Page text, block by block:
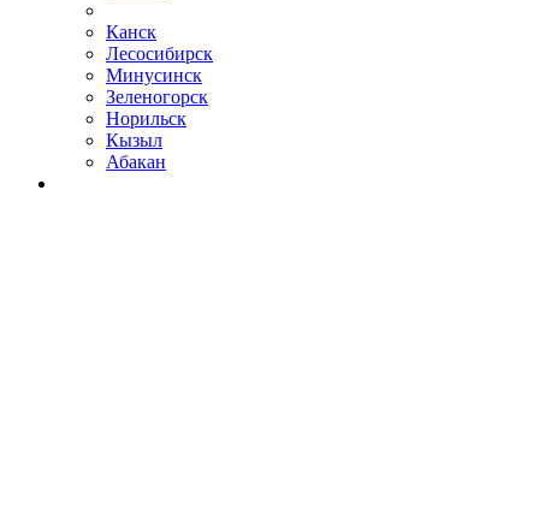
Канск
Лесосибирск
Минусинск
Зеленогорск
Норильск
Кызыл
Абакан